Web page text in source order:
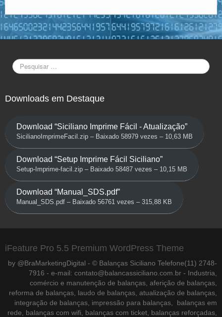
Downloads em Destaque
Download “Siciliano Imprime Fácil - Atualização”
SicilianoImprimeFacil.zip – Baixado 58979 vezes – 10,63 MB
Download “Setup Imprime Fácil Siciliano”
Setup-Imprime-facil.zip – Baixado 58487 vezes – 10,15 MB
Download “Manual_SDS.pdf”
Manual_SDS.pdf – Baixado 56761 vezes – 315,88 KB
iFeature Pro 5.5 Premium WordPress Theme
by @BraMarketingDigital - © Balanças Siciliano Telefone(11) 2748-
7916 - e-mail: contato@balancassiciliano.com.br - Industria,
comércio e manutenção de balanças, aferição de balanças,
reforma de balanças, laudo de balanças, atualização de balanças,
integração de balanças, impressão para balanças, balanças em
rede, balanças com wifi, balanças com ticket, balanças reforçadas,